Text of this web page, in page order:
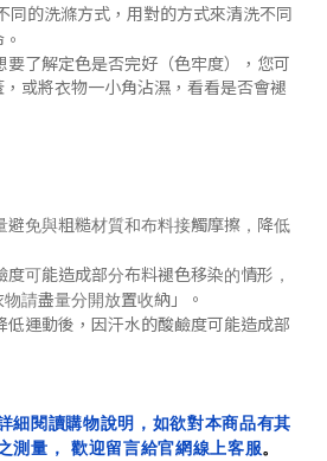
同的洗滌方式，用對的方式來清洗不同
要了解定色是否完好（色牢度），您可
或將衣物一小角沾濕，看看是否會褪
避免與粗糙材質和布料接觸摩擦，降低
度可能造成部分布料褪色移染的情形，
請盡量分開放置收納 」 。
低運動後， 因汗水的酸鹼度可能造成部
細閱讀購物說明，如欲對本商品有其
測量， 歡迎留言給官網線上客服。